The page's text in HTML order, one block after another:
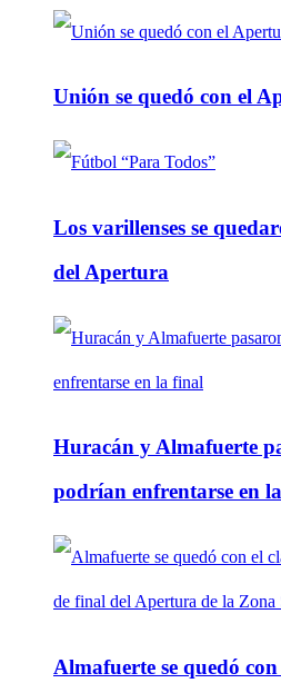
Unión se quedó con el
Los varillenses se
del Apertura
Huracán y Almafuerte
podrían enfrentarse en
Almafuerte se quedó